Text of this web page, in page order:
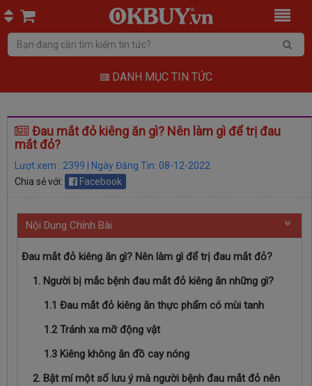
DANH MỤC TIN TỨC
Đau mắt đỏ kiêng ăn gì? Nên làm gì để trị đau
mắt đỏ?
Lượt xem : 2399 | Ngày Đăng Tin: 08-12-2022
Chia sẻ với:
Facebook
Nội Dung Chính Bài
Đau mắt đỏ kiêng ăn gì? Nên làm gì để trị đau mắt đỏ?
1. Người bị mắc bệnh đau mắt đỏ kiêng ăn những gì?
1.1 Đau mắt đỏ kiêng ăn thực phẩm có mùi tanh
1.2 Tránh xa mỡ động vật
1.3 Kiêng không ăn đồ cay nóng
2. Bật mí một số lưu ý mà người bệnh đau mắt đỏ nên